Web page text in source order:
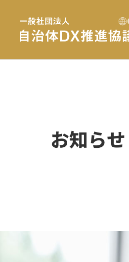
お知らせ